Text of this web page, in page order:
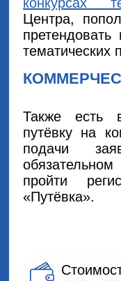
Центра,
тематических
Также есть
путёвку на
подачи
пройти
«Путёвка».